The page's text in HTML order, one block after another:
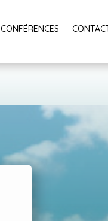
CONFÉRENCES